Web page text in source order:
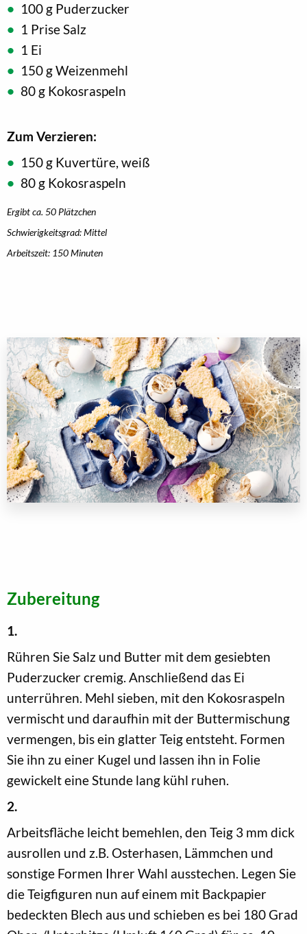
100 g Puderzucker
1 Prise Salz
1 Ei
150 g Weizenmehl
80 g Kokosraspeln
Zum Verzieren:
150 g Kuvertüre, weiß
80 g Kokosraspeln
Ergibt ca. 50 Plätzchen
Schwierigkeitsgrad: Mittel
Arbeitszeit: 150 Minuten
Zubereitung
1.
Rühren Sie Salz und Butter mit dem gesiebten
Puderzucker cremig. Anschließend das Ei
unterrühren. Mehl sieben, mit den Kokosraspeln
vermischt und daraufhin mit der Buttermischung
vermengen, bis ein glatter Teig entsteht. Formen
Sie ihn zu einer Kugel und lassen ihn in Folie
gewickelt eine Stunde lang kühl ruhen.
2.
Arbeitsfläche leicht bemehlen, den Teig 3 mm dick
ausrollen und z.B. Osterhasen, Lämmchen und
sonstige Formen Ihrer Wahl ausstechen. Legen Sie
die Teigfiguren nun auf einem mit Backpapier
bedeckten Blech aus und schieben es bei 180 Grad